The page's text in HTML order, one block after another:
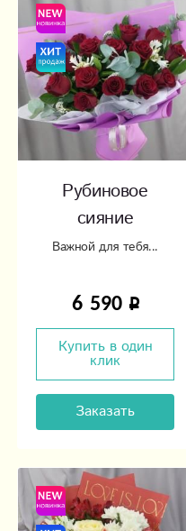
Рубиновое
сияние
Важной для тебя...
6 590
Купить в один
клик
Заказать